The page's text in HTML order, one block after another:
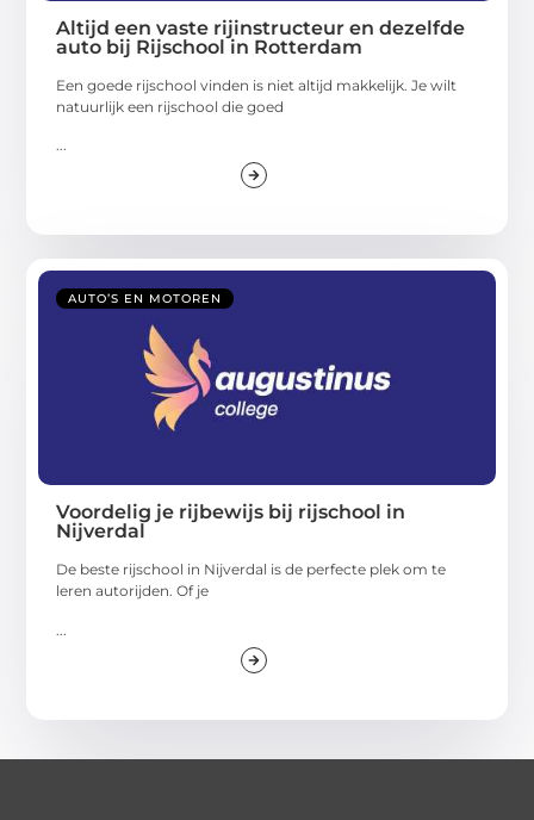
Altijd een vaste rijinstructeur en dezelfde
auto bij Rijschool in Rotterdam
Een goede rijschool vinden is niet altijd makkelijk. Je wilt
natuurlijk een rijschool die goed
...
AUTO’S EN MOTOREN
Voordelig je rijbewijs bij rijschool in
Nijverdal
De beste rijschool in Nijverdal is de perfecte plek om te
leren autorijden. Of je